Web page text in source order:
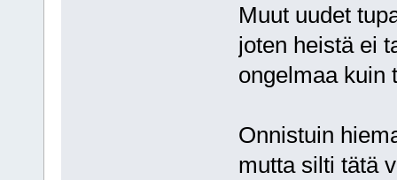
Muut uudet
joten heistä ei
ongelmaa kuin
Onnistuin
mutta silti tätä